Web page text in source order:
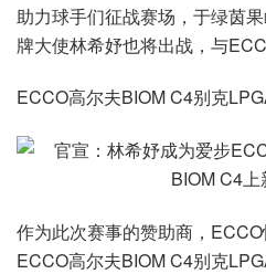
助力球手们征战赛场，于绿茵
牌大使林希妤也将出战，与
ECCO高尔夫BIOM C4别克
作为此次赛事的赞助商，
ECCO高尔夫BIOM C4别克